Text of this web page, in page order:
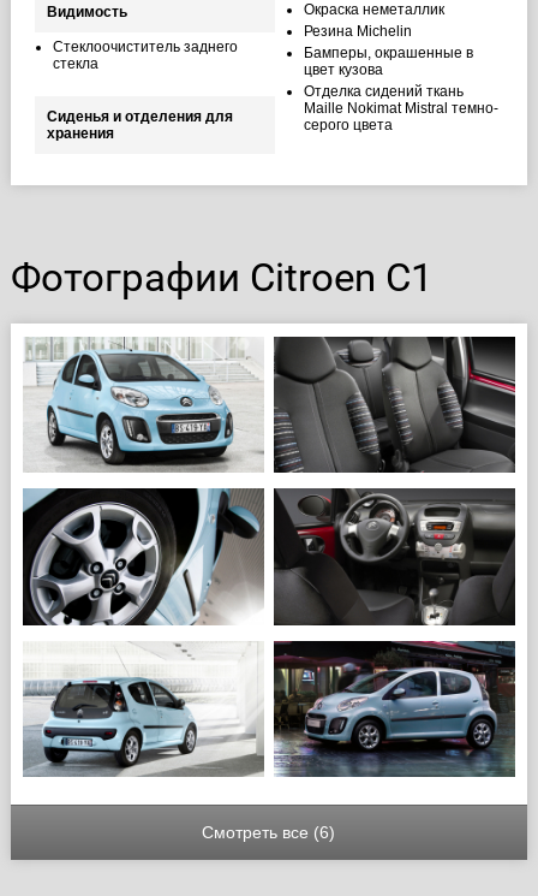
Видимость
Стеклоочиститель заднего
стекла
Сиденья и отделения для
хранения
Окраска неметаллик
Резина Michelin
Бамперы, окрашенные в
цвет кузова
Отделка сидений ткань
Maille Nokimat Mistral темно-
серого цвета
Фотографии Citroen C1
Смотреть все (6)